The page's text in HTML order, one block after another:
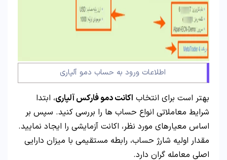
اطلاعات ورود به حساب دمو آلپاری
بهتر است برای انتخاب اکانت دمو فارکس آلپاری، ابتدا
شرایط معاملاتی انواع حساب ها را بررسی کنید. سپس بر
اساس معیارهای مورد نظر، اکانت آزمایشی را ایجاد نمایید.
مقدار اولیه شارژ حساب، رابطه مستقیمی با میزان دارایی
اصلی معامله گران دارد.